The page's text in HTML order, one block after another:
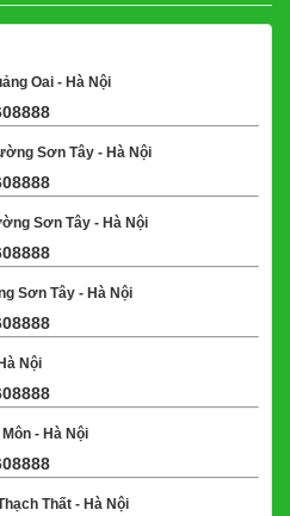
Oai - Hà Nội
Sơn Tây - Hà Nội
Sơn Tây - Hà Nội
Sơn Tây - Hà Nội
Nội
- Hà Nội
Thất - Hà Nội